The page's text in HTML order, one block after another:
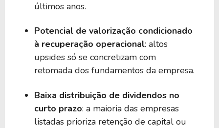
últimos anos.
Potencial de valorização condicionado
à recuperação operacional: altos
upsides só se concretizam com
retomada dos fundamentos da empresa.
Baixa distribuição de dividendos no
curto prazo: a maioria das empresas
listadas prioriza retenção de capital ou